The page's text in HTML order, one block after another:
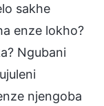
sakhe
enze lokho?
Ngubani
njengoba